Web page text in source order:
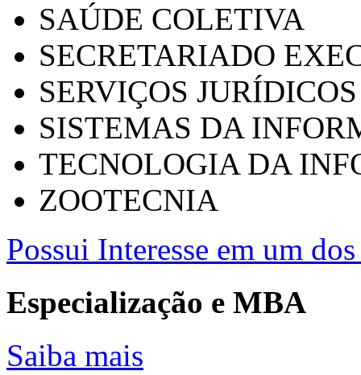
SAÚDE COLETIVA
SECRETARIADO
SERVIÇOS
SISTEMAS DA
TECNOLOGIA DA
ZOOTECNIA
Possui Interesse em um
Especialização e MBA
Saiba mais